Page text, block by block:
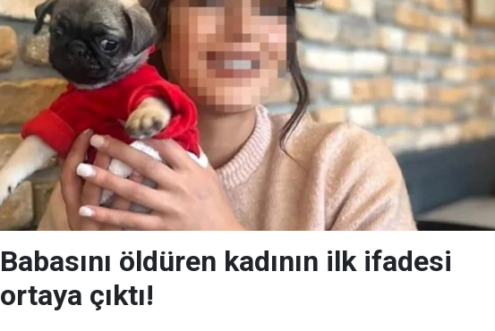
Babasını öldüren kadının ilk ifadesi
ortaya çıktı!